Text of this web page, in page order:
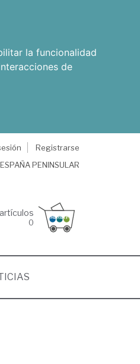
la funcionalidad
de
Registrarse
ESPAÑA PENINSULAR
artículos
0